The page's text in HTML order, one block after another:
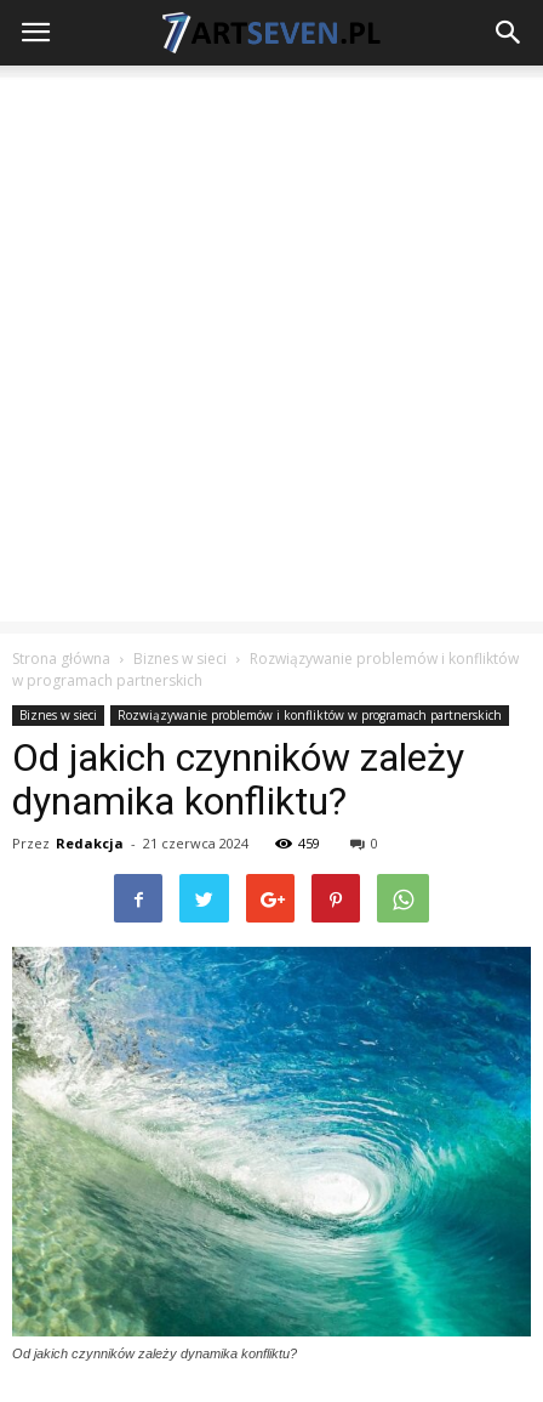
Strona główna Biznes w sieci
Rozwiązywanie problemów i konfliktów
w programach partnerskich
Biznes w sieci Rozwiązywanie problemów i konfliktów w programach partnerskich
Od jakich czynników zależy
dynamika konfliktu?
Przez Redakcja - 21 czerwca 2024 459 0
Od jakich czynników zależy dynamika konfliktu?